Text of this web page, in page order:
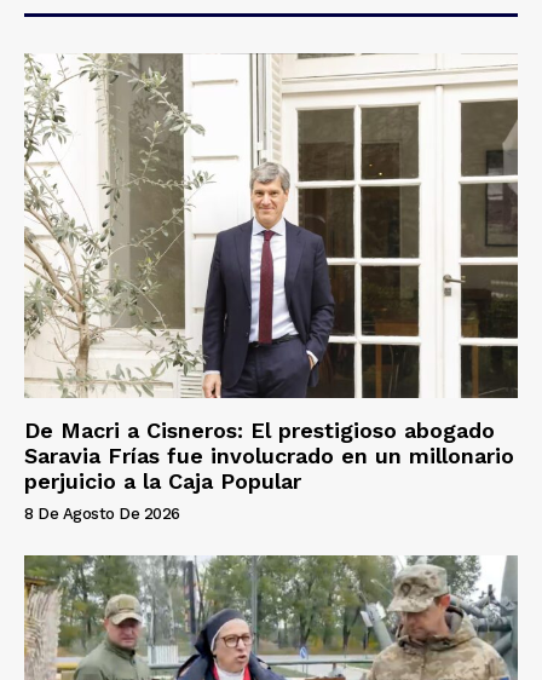
De Macri a Cisneros: El prestigioso abogado
Saravia Frías fue involucrado en un millonario
perjuicio a la Caja Popular
8 De Agosto De 2026